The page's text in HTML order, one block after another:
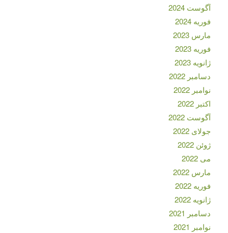
آگوست 2024
فوریه 2024
مارس 2023
فوریه 2023
ژانویه 2023
دسامبر 2022
نوامبر 2022
اکتبر 2022
آگوست 2022
جولای 2022
ژوئن 2022
می 2022
مارس 2022
فوریه 2022
ژانویه 2022
دسامبر 2021
نوامبر 2021